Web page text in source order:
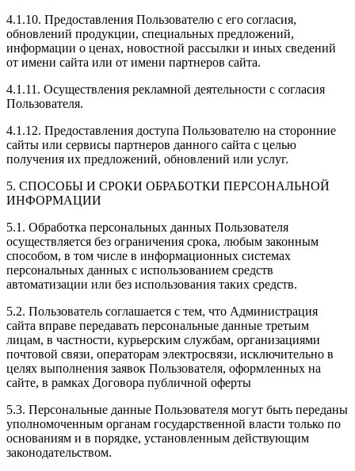
4.1.10. Предоставления Пользователю с его согласия,
обновлений продукции, специальных предложений,
информации о ценах, новостной рассылки и иных сведений
от имени сайта или от имени партнеров сайта.
4.1.11. Осуществления рекламной деятельности с согласия
Пользователя.
4.1.12. Предоставления доступа Пользователю на сторонние
сайты или сервисы партнеров данного сайта с целью
получения их предложений, обновлений или услуг.
5. СПОСОБЫ И СРОКИ ОБРАБОТКИ ПЕРСОНАЛЬНОЙ
ИНФОРМАЦИИ
5.1. Обработка персональных данных Пользователя
осуществляется без ограничения срока, любым законным
способом, в том числе в информационных системах
персональных данных с использованием средств
автоматизации или без использования таких средств.
5.2. Пользователь соглашается с тем, что Администрация
сайта вправе передавать персональные данные третьим
лицам, в частности, курьерским службам, организациями
почтовой связи, операторам электросвязи, исключительно в
целях выполнения заявок Пользователя, оформленных на
сайте, в рамках Договора публичной оферты
5.3. Персональные данные Пользователя могут быть переданы
уполномоченным органам государственной власти только по
основаниям и в порядке, установленным действующим
законодательством.